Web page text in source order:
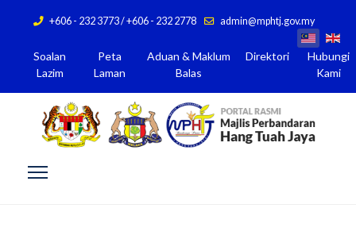
+606 - 232 3773 / +606 - 232 2778 admin@mphtj.gov.my
Soalan
Lazim
Peta
Laman
Aduan & Maklum
Balas
Direktori
Hubungi
Kami